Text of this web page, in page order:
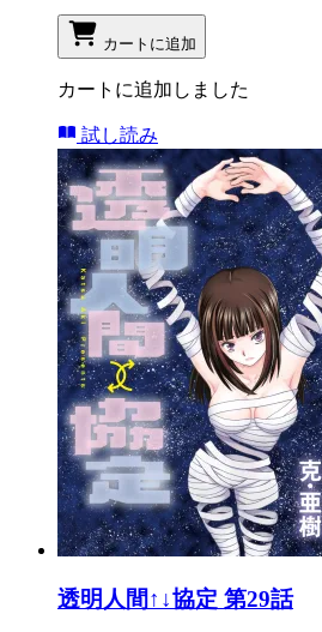
カートに追加
カートに追加しました
試し読み
透明人間↑↓協定 第29話